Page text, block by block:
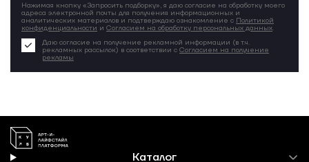
Нажимая кнопку «Запросить подборку», я даю согласие на обработку моего
адреса электронной почты для получения информационных и
аналитических материалов и подтверждаю ознакомление с Политикой
конфиденциальности и Согласием на обработку персональных данных.
Даю согласие на получение рекламной информации (в т.ч.
рекламных рассылок) в соответствии с Согласием на получение
рекламы
Каталог